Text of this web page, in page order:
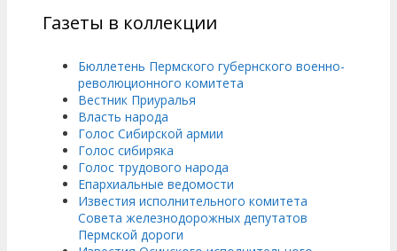
Газеты в коллекции
Бюллетень Пермского губернского военно-
революционного комитета
Вестник Приуралья
Власть народа
Голос Сибирской армии
Голос сибиряка
Голос трудового народа
Епархиальные ведомости
Известия исполнительного комитета
Совета железнодорожных депутатов
Пермской дороги